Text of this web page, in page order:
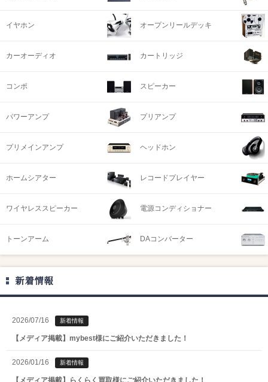
イヤホン オープンリールデッキ
カーオーディオ カートリッジ
コンポ スピーカー
パワーアンプ プリアンプ
プリメインアンプ ヘッドホン
ホームシアター レコードプレイヤー
ワイヤレススピーカー 電源コンディショナー
トーンアーム DAコンバーター
新着情報
2026/07/16 新着情報
【メディア掲載】mybest様にご紹介いただきました！
2026/01/16 新着情報